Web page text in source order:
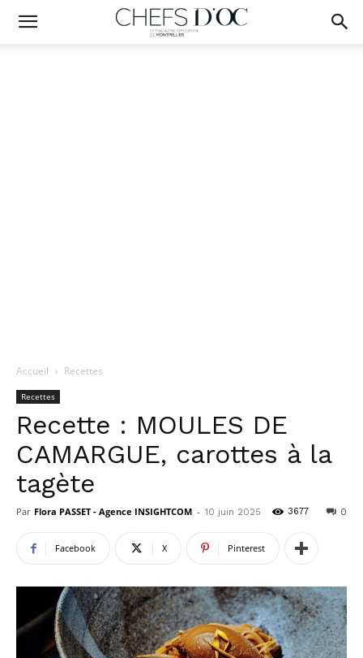
Accueil Recettes
Recettes
Recette : MOULES DE
CAMARGUE, carottes à la
tagète
Par Flora PASSET - Agence INSIGHTCOM - 10 juin 2025 0
3677
Facebook X Pinterest